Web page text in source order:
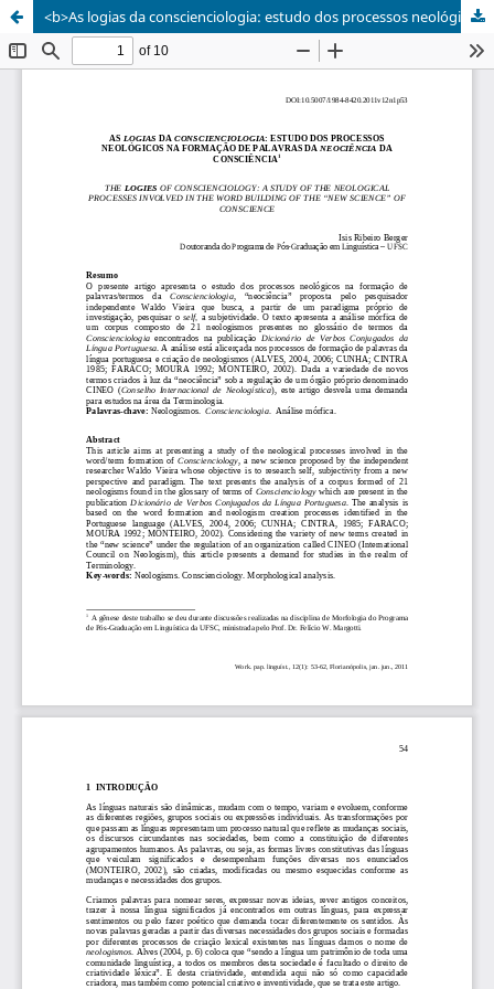
<b>As logias da conscienciologia: estudo dos processos neológicos na formação de palavras da neociência da consciência